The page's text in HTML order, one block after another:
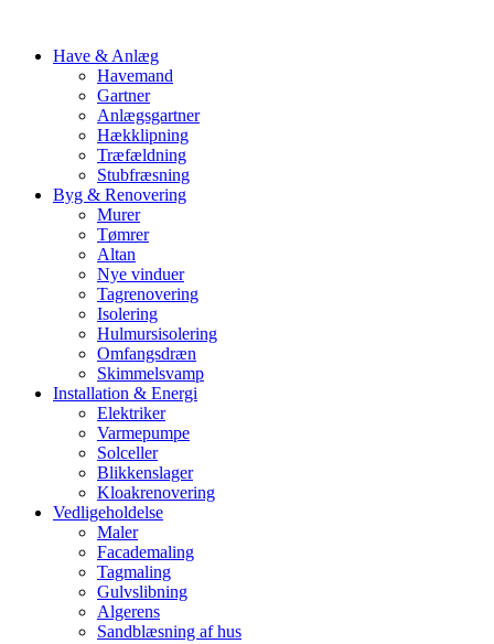
Have & Anlæg
Havemand
Gartner
Anlægsgartner
Hækklipning
Træfældning
Stubfræsning
Byg & Renovering
Murer
Tømrer
Altan
Nye vinduer
Tagrenovering
Isolering
Hulmursisolering
Omfangsdræn
Skimmelsvamp
Installation & Energi
Elektriker
Varmepumpe
Solceller
Blikkenslager
Kloakrenovering
Vedligeholdelse
Maler
Facademaling
Tagmaling
Gulvslibning
Algerens
Sandblæsning af hus